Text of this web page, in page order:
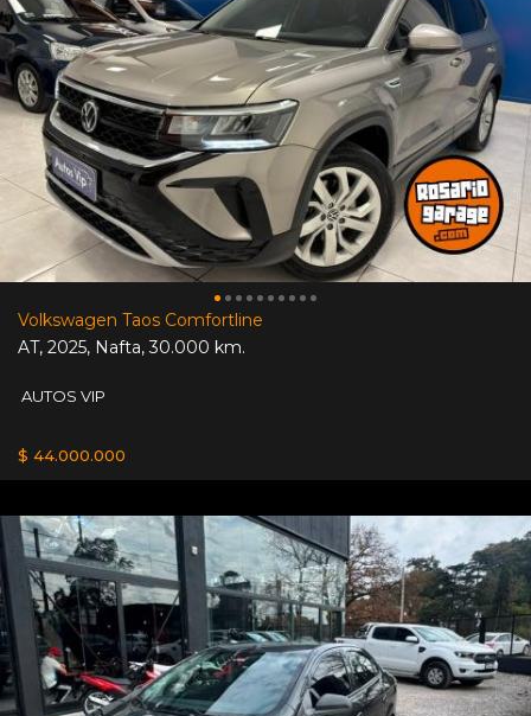
Volkswagen Taos Comfortline
AT, 2025, Nafta,30.000 km.
AUTOS VIP
$ 44.000.000